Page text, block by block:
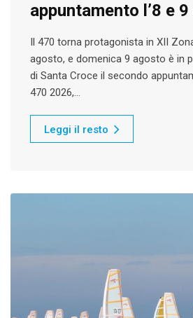
appuntamento l’8 e
Il 470 torna protagonista in XII
agosto, e domenica 9 agosto è in
di Santa Croce il secondo
470 2026,…
Leggi il resto